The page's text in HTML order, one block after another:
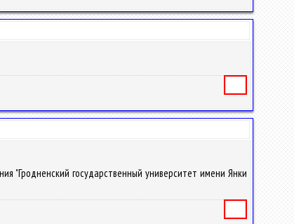
"Гродненский государственный университет имени Янки